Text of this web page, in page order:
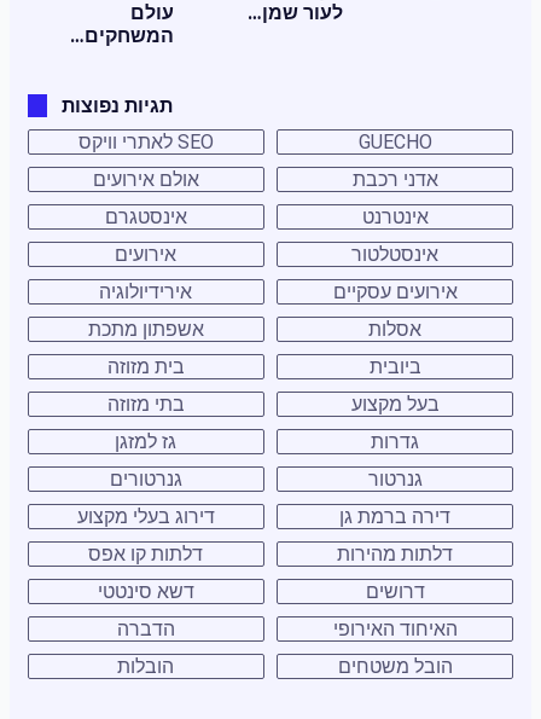
לעור שמן…
עולם
המשחקים…
תגיות נפוצות
GUECHO
SEO לאתרי וויקס
אדני רכבת
אולם אירועים
אינטרנט
אינסטגרם
אינסטלטור
אירועים
אירועים עסקיים
אירידיולוגיה
אסלות
אשפתון מתכת
ביובית
בית מזוזה
בעל מקצוע
בתי מזוזה
גדרות
גז למזגן
גנרטור
גנרטורים
דירה ברמת גן
דירוג בעלי מקצוע
דלתות מהירות
דלתות קו אפס
דרושים
דשא סינטטי
האיחוד האירופי
הדברה
הובל משטחים
הובלות